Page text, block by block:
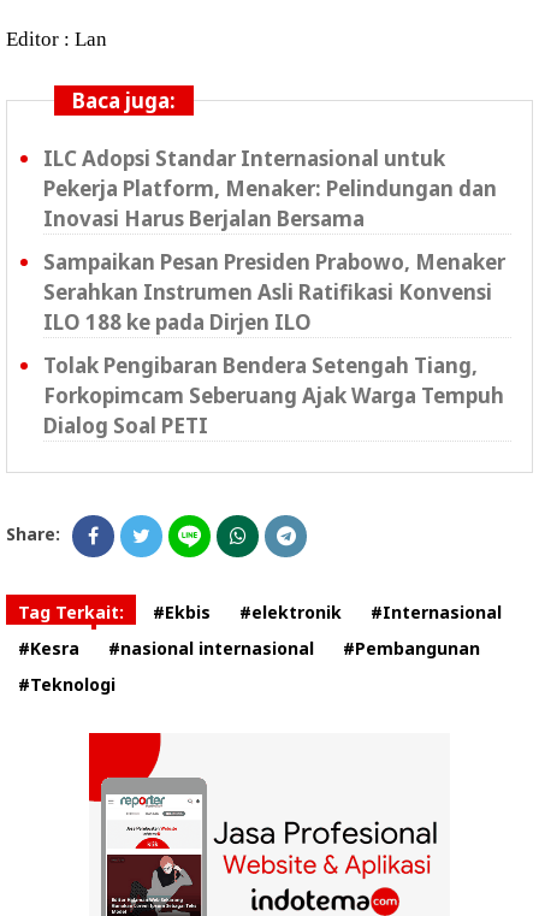
Editor : Lan
Baca juga:
ILC Adopsi Standar Internasional untuk
Pekerja Platform, Menaker: Pelindungan dan
Inovasi Harus Berjalan Bersama
Sampaikan Pesan Presiden Prabowo, Menaker
Serahkan Instrumen Asli Ratifikasi Konvensi
ILO 188 ke pada Dirjen ILO
Tolak Pengibaran Bendera Setengah Tiang,
Forkopimcam Seberuang Ajak Warga Tempuh
Dialog Soal PETI
Share:
Tag Terkait: #Ekbis #elektronik
#Internasional
#Kesra
#nasional internasional
#Pembangunan
#Teknologi